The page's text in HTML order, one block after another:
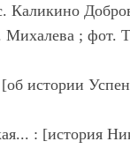
Михалева ;
истории
: [история